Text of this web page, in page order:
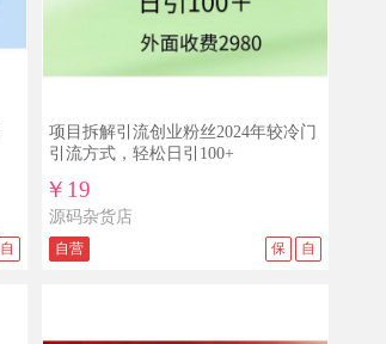
自
项目拆解引流创业粉丝2024年较冷门
引流方式，轻松日引100+
￥19
源码杂货店
自营 自
保